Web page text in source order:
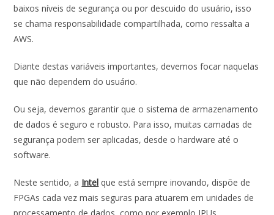
baixos níveis de segurança ou por descuido do usuário, isso
se chama responsabilidade compartilhada, como ressalta a
AWS.
Diante destas variáveis importantes, devemos focar naquelas
que não dependem do usuário.
Ou seja, devemos garantir que o sistema de armazenamento
de dados é seguro e robusto. Para isso, muitas camadas de
segurança podem ser aplicadas, desde o hardware até o
software.
Neste sentido, a Intel que está sempre inovando, dispõe de
FPGAs cada vez mais seguras para atuarem em unidades de